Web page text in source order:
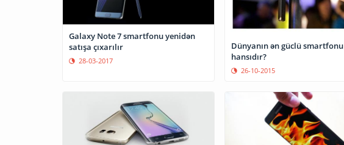
Galaxy Note 7 smartfonu yenidən
satışa çıxarılır
28-03-2017
Dünyanın ən güclü smartfonu
hansıdır?
26-10-2015